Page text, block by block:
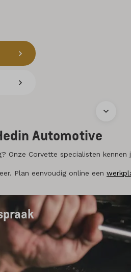
Automotive
Corvette specialisten
Plan eenvoudig online een